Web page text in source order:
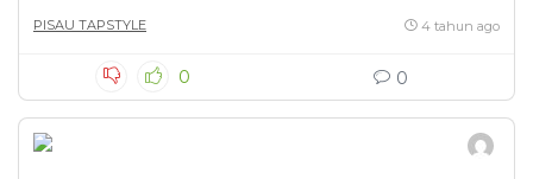
PISAU TAPSTYLE 4 tahun ago
0 0